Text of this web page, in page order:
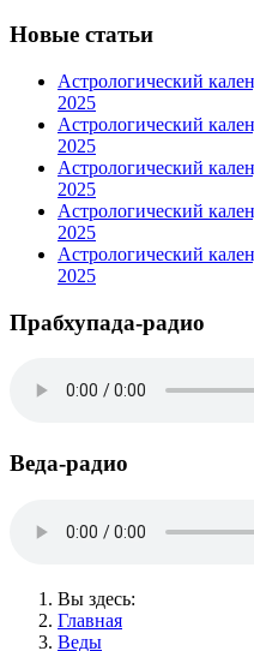
Новые статьи
Астрологический
2025
Астрологический
2025
Астрологический
2025
Астрологический
2025
Астрологический
2025
Прабхупада-радио
Веда-радио
Вы здесь:
Главная
Веды